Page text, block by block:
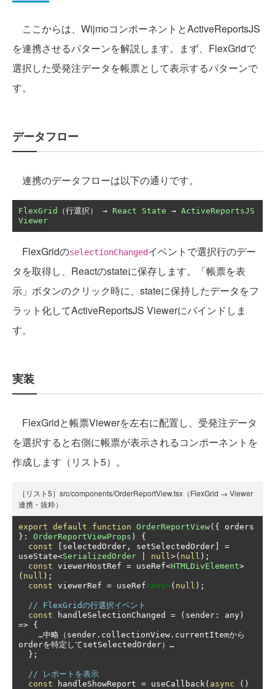
ここからは、WijmoコンポーネントとActiveReportsJS
を連携させるパターンを解説します。まず、FlexGridで
選択した受発注データを帳票として表示するパターンで
す。
データフロー
連携のデータフローは以下の通りです。
FlexGrid （行選択） → React State → ActiveReportsJS
Viewer
FlexGridのselectionChangedイベントで選択行のデー
タを取得し、Reactのstateに保存します。「帳票を表
示」ボタンのクリック時に、stateに保持したデータをフ
ラット化してActiveReportsJS Viewerにバインドしま
す。
実装
FlexGridと帳票Viewerを左右に配置し、受発注データ
を選択すると右側に帳票が表示されるコンポーネントを
作成します（リスト5）。
［リスト5］src/components/OrderReportView.tsx（FlexGrid → Viewer
連携・抜粋）
export default function OrderReportView({
}:
OrderReportViewProps )
{
const
selectedOrder , setSelectedOrder
=
useState<SerializedOrder null>( null );
const viewerHostRef = useRef<HTMLDivElement>
( null );
const viewerRef = useRef<any> ( null );
// FlexGridの行選択イベント
const handleSelectionChanged = ( sender : any )
=> {
…中略（ sender . collectionView . currentItemから
orderを特定してsetSelectedOrder）…
};
// レポートを表示
const handleShowReport = useCallback( async ()